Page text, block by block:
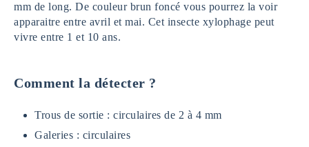
mm de long. De couleur brun foncé vous pourrez la voir
apparaitre entre avril et mai. Cet insecte xylophage peut
vivre entre 1 et 10 ans.
Comment la détecter ?
Trous de sortie : circulaires de 2 à 4 mm
Galeries : circulaires